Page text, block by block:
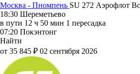
Москва - Пномпень SU 272 Аэрофлот
18:30 Шереметьево
в пути 12 ч 50 мин 1 пересадка
07:20 Покэнтонг
Найти
от 35 845 ₽ 02 сентября 2026